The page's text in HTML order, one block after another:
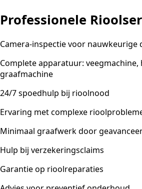
Professionele
Camera-inspectie voor nauwkeurige
Complete apparatuur:
graafmachine
24/7 spoedhulp bij rioolnood
Ervaring met complexe
Minimaal graafwerk door
Hulp bij verzekeringsclaims
Garantie op rioolreparaties